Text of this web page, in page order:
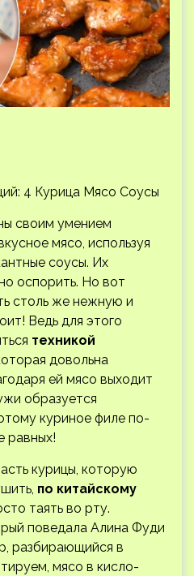
4 Курица Мясо Соусы
своим умением
мясо, используя
соусы. Их
оспорить. Но вот
столь же нежную и
Ведь для этого
техникой
довольна
ей мясо выходит
образуется
куриное филе по-
равных!
курицы, которую
по китайскому
таять во рту.
поведала Алина Фуди
разбирающийся в
мясо в кисло-